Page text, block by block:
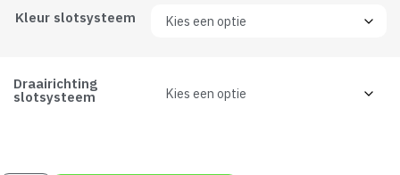
Kleur slotsysteem
Draairichting
slotsysteem